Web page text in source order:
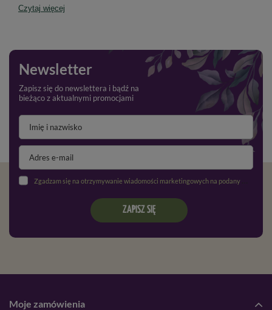
Czytaj więcej
Newsletter
Zapisz się do newslettera i bądź na
bieżąco z aktualnymi promocjami
Zgadzam się na otrzymywanie wiadomości marketingowych na podany adres e-mail oraz przetwarzanie danych osobowych zgodnie z
ZAPISZ SIĘ
Moje zamówienia